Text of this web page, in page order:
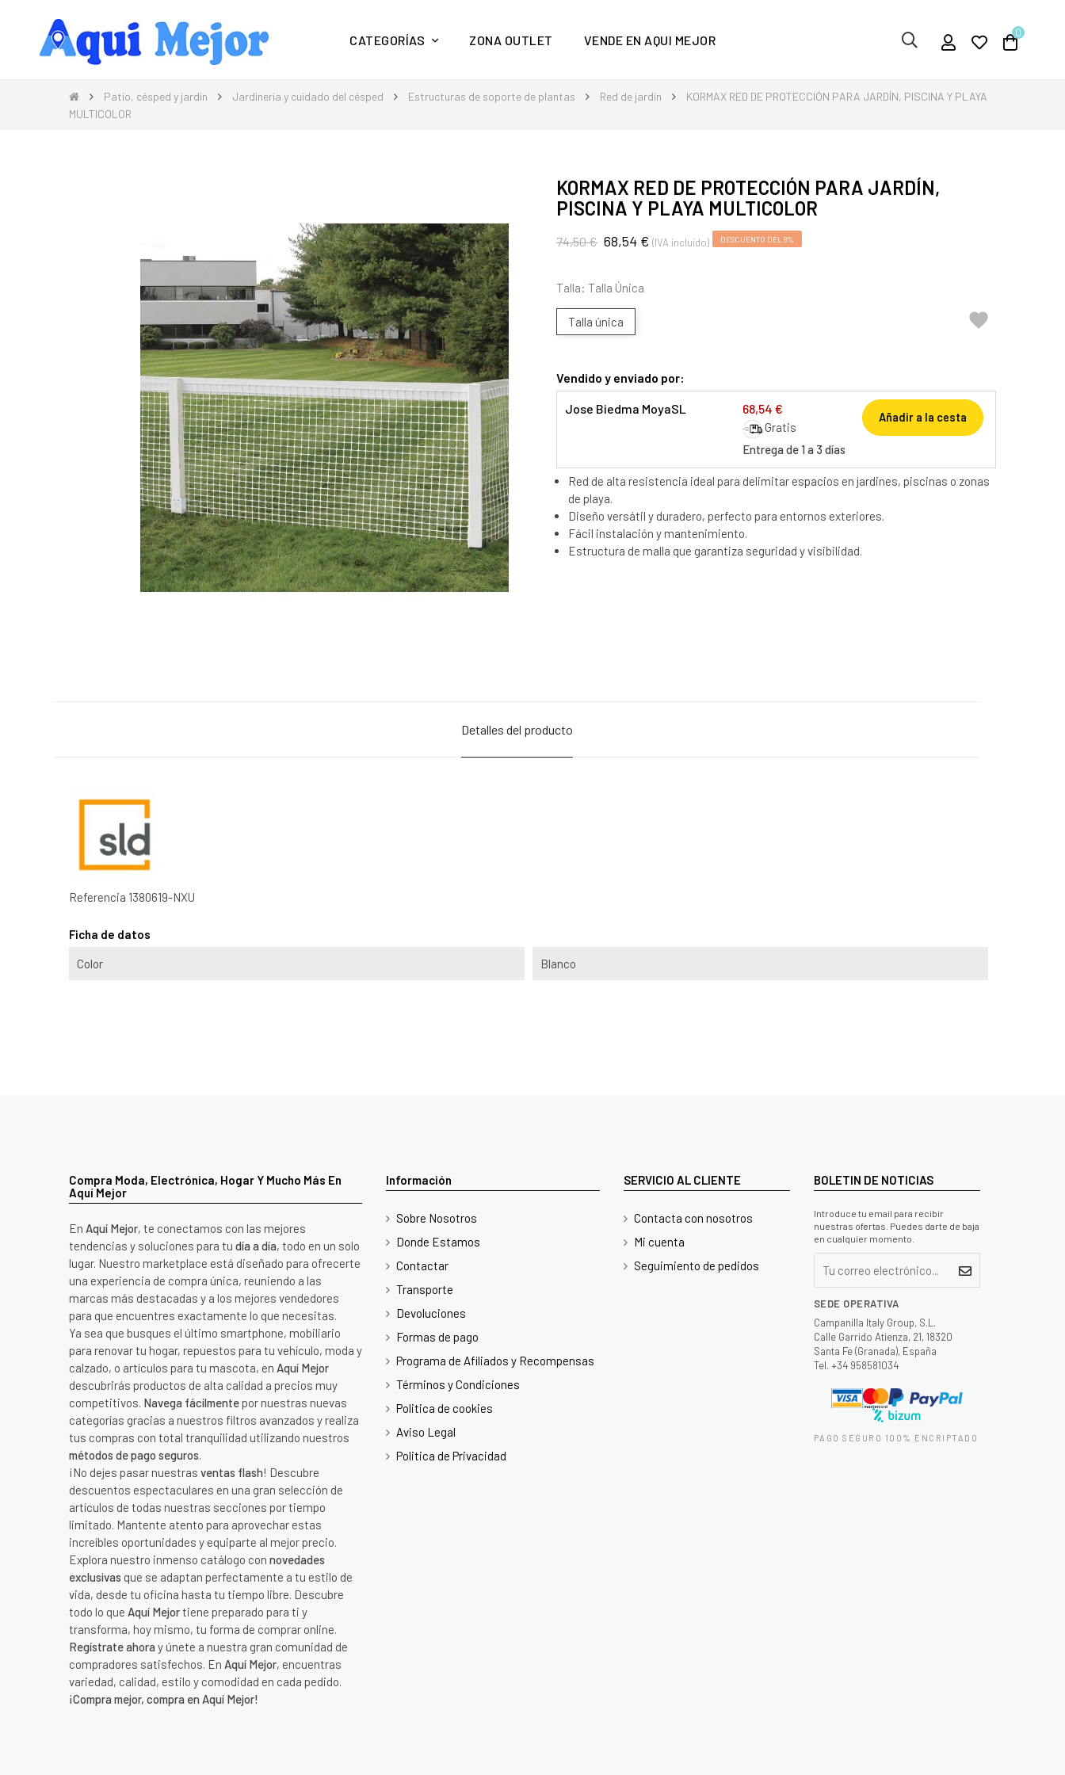
Compra Moda, Electrónica, Hogar y mucho más en Aquí Mejor
CATEGORÍAS ZONA OUTLET VENDE EN AQUI MEJOR 0
Patio, césped y jardín Jardinería y cuidado del césped Estructuras de soporte de plantas Red de jardín
KORMAX RED DE PROTECCIÓN PARA JARDÍN, PISCINA Y PLAYA
MULTICOLOR
KORMAX RED DE PROTECCIÓN PARA JARDÍN,
PISCINA Y PLAYA MULTICOLOR
74,50 € 68,54 € (IVA incluido) DESCUENTO DEL 8%
Talla: Talla Única
Talla única 
Vendido y enviado por:
Jose Biedma MoyaSL 68,54 €
Gratis
Entrega de 1 a 3 días
Añadir a la cesta
Red de alta resistencia ideal para delimitar espacios en jardines, piscinas o zonas
de playa.
Diseño versátil y duradero, perfecto para entornos exteriores.
Fácil instalación y mantenimiento.
Estructura de malla que garantiza seguridad y visibilidad.
Detalles del producto
Referencia 1380619-NXU
Ficha de datos
Color Blanco
Compra Moda, Electrónica, Hogar Y Mucho Más En
Aquí Mejor
En Aquí Mejor, te conectamos con las mejores
tendencias y soluciones para tu día a día, todo en un solo
lugar. Nuestro marketplace está diseñado para ofrecerte
una experiencia de compra única, reuniendo a las
marcas más destacadas y a los mejores vendedores
para que encuentres exactamente lo que necesitas.
Ya sea que busques el último smartphone, mobiliario
para renovar tu hogar, repuestos para tu vehículo, moda y
calzado, o artículos para tu mascota, en Aquí Mejor
descubrirás productos de alta calidad a precios muy
competitivos. Navega fácilmente por nuestras nuevas
categorías gracias a nuestros filtros avanzados y realiza
tus compras con total tranquilidad utilizando nuestros
métodos de pago seguros.
¡No dejes pasar nuestras ventas flash! Descubre
descuentos espectaculares en una gran selección de
artículos de todas nuestras secciones por tiempo
limitado. Mantente atento para aprovechar estas
increíbles oportunidades y equiparte al mejor precio.
Explora nuestro inmenso catálogo con novedades
exclusivas que se adaptan perfectamente a tu estilo de
vida, desde tu oficina hasta tu tiempo libre. Descubre
todo lo que Aquí Mejortiene preparado para ti y
transforma, hoy mismo, tu forma de comprar online.
Regístrate ahora y únete a nuestra gran comunidad de
compradores satisfechos. En Aquí Mejor, encuentras
variedad, calidad, estilo y comodidad en cada pedido.
¡Compra mejor, compra en Aquí Mejor!
Información
Sobre Nosotros
Donde Estamos
Contactar
Transporte
Devoluciones
Formas de pago
Programa de Afiliados y Recompensas
Términos y Condiciones
Politica de cookies
Aviso Legal
Politica de Privacidad
SERVICIO AL CLIENTE
Contacta con nosotros
Mi cuenta
Seguimiento de pedidos
BOLETIN DE NOTICIAS
Introduce tu email para recibir
nuestras ofertas. Puedes darte de baja
en cualquier momento.
SEDE OPERATIVA
Campanilla Italy Group, S.L.
Calle Garrido Atienza, 21, 18320
Santa Fe (Granada), España
Tel. +34 958581034
PAGO SEGURO 100% ENCRIPTADO